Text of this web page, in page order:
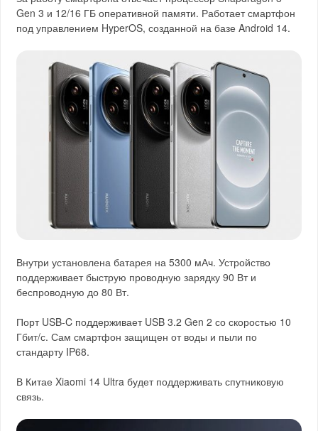
Gen 3 и 12/16 ГБ оперативной памяти. Работает смартфон
под управлением HyperOS, созданной на базе Android 14.
Внутри установлена батарея на 5300 мАч. Устройство
поддерживает быструю проводную зарядку 90 Вт и
беспроводную до 80 Вт.
Порт USB-C поддерживает USB 3.2 Gen 2 со скоростью 10
Гбит/с. Сам смартфон защищен от воды и пыли по
стандарту IP68.
В Китае Xiaomi 14 Ultra будет поддерживать спутниковую
связь.